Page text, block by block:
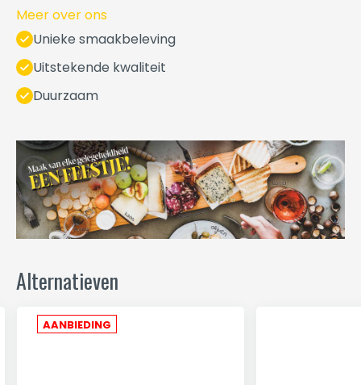
Meer over ons
Unieke smaakbeleving
Uitstekende kwaliteit
Duurzaam
Alternatieven
AANBIEDING